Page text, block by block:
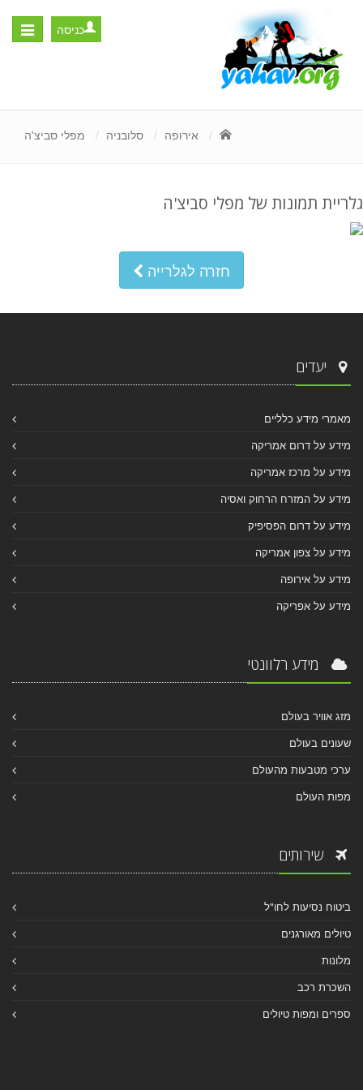
Toggle
כניסה
אירופה סלובניה מפלי סביצ'ה
גלריית תמונות של מפלי סביצ'ה
חזרה לגלרייה
יעדים
מאמרי מידע כלליים
מידע על דרום אמריקה
מידע על מרכז אמריקה
מידע על המזרח הרחוק ואסיה
מידע על דרום הפסיפיק
מידע על צפון אמריקה
מידע על אירופה
מידע על אפריקה
מידע רלוונטי
מזג אוויר בעולם
שעונים בעולם
ערכי מטבעות מהעולם
מפות העולם
שירותים
ביטוח נסיעות לחו"ל
טיולים מאורגנים
מלונות
השכרת רכב
ספרים ומפות טיולים